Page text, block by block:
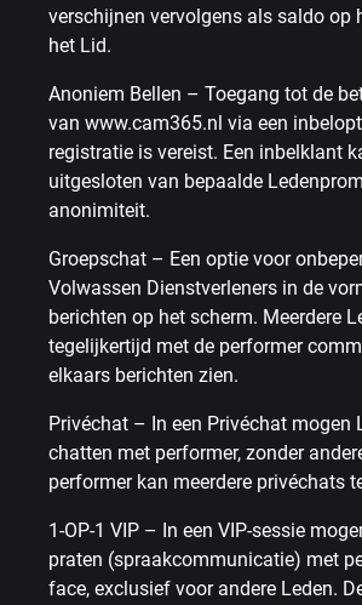
verschijnen vervolgens als saldo op
het Lid.
Anoniem Bellen – Toegang tot de
van www.cam365.nl via een
registratie is vereist. Een inbelklant
uitgesloten van bepaalde
anonimiteit.
Groepschat – Een optie voor
Volwassen Dienstverleners in de
berichten op het scherm. Meerdere
tegelijkertijd met de performer
elkaars berichten zien.
Privéchat – In een Privéchat mogen
chatten met performer, zonder
performer kan meerdere privéchats
1-OP-1 VIP – In een VIP-sessie
praten (spraakcommunicatie) met
face, exclusief voor andere Leden.